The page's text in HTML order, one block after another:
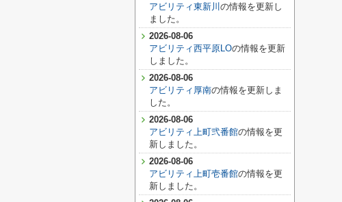
アビリティ東新川 の情報を更新し
ました。
2026-08-06
アビリティ西平原LOの情報を更新
しました。
2026-08-06
アビリティ厚南の情報を更新しま
した。
2026-08-06
アビリティ上町弐番館の情報を更
新しました。
2026-08-06
アビリティ上町壱番館の情報を更
新しました。